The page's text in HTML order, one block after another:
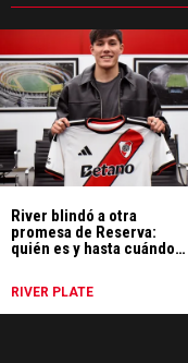
River blindó a otra
promesa de Reserva:
quién es y hasta cuándo
RIVER PLATE